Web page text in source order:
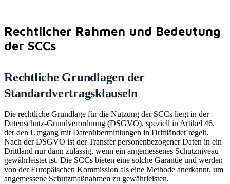
Rechtlicher Rahmen und Bedeutung
der SCCs
Rechtliche Grundlagen der
Standardvertragsklauseln
Die rechtliche Grundlage für die Nutzung der SCCs liegt in der
Datenschutz-Grundverordnung (DSGVO), speziell in Artikel 46,
der den Umgang mit Datenübermittlungen in Drittländer regelt.
Nach der DSGVO ist der Transfer personenbezogener Daten in ein
Drittland nur dann zulässig, wenn ein angemessenes Schutzniveau
gewährleistet ist. Die SCCs bieten eine solche Garantie und werden
von der Europäischen Kommission als eine Methode anerkannt, um
angemessene Schutzmaßnahmen zu gewährleisten.